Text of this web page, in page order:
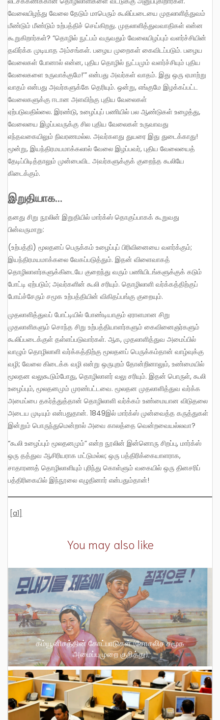
வேலையிழந்து வேலை தேடும் மாபெரும் கூலிப்படையை முதலாளித்துவம்
மீண்டும் மீண்டும் உற்பத்திச் செய்கிறது. முதலாளித்துவவாதிகள் என்ன
கூறுகிறார்கள்? “தொழில் நுட்பம் வருவதும் வேலையிழப்பும் வளர்ச்சியின்
தவிர்க்க முடியாத அம்சங்கள். பழைய முறைகள் கைவிடப்படும். பழைய
வேலைகள் போனால் என்ன, புதிய தொழில் நுட்பமும் வளர்ச்சியும் புதிய
வேலைகளை உருவாக்குமே!’” என்பது அவர்கள் வாதம். இது ஒரு ஏமாற்று
வாதம் என்பது அவர்களுக்கே தெரியும். ஒன்று, எங்குமே இழக்கப்பட்ட
வேலைகளுக்கு ஈடான அளவிற்கு புதிய வேலைகள்
ஏற்படுவதில்லை. இரண்டு, உழைப்புப் பணியில் பல ஆண்டுகள் உழைத்து,
வேலையை இழப்பவருக்கு சில புதிய வேலைகள் உருவாவது
எந்தவகையிலும் நிவரணமல்ல. அவர்களது துயரை இது துடைக்காது!
மூன்று, இயந்திரமயமாக்கலால் வேலை இழப்பவர், புதிய வேலையைத்
தேடிப்பிடித்தாலும் முன்பைவிட அவர்களுக்குக் குறைந்த கூலியே
கிடைக்கும்.
இறுதியாக…
தனது சிறு நூலின் இறுதியில் மார்க்ஸ் தொகுப்பாகக் கூறுவது
பின்வருமாறு:
(உற்பத்தி) மூலதனப் பெருக்கம் உழைப்புப் பிரிவினையை வளர்க்கும்;
இயந்திரமயமாக்கலை வேகப்படுத்தும். இதன் விளைவாகத்
தொழிலாளர்களுக்கிடையே குறைந்து வரும் பணியிடங்களுக்குக் கடும்
போட்டி ஏற்படும்; அவர்களின் கூலி சரியும். தொழிலாளி வர்க்கத்திற்குப்
போய்ச்சேரும் சமூக உற்பத்தியின் விகிதப்பங்கு குறையும்.
முதலாளித்துவப் போட்டியில் போண்டியாகும் ஏராளமான சிறு
முதலாளிகளும் சொந்த சிறு உற்பத்தியாளர்களும் கைவினைஞர்களும்
கூலிப்படைக்குள் தள்ளப்படுவார்கள். ஆக, முதலாளித்துவ அமைப்பில்
வாழும் தொழிலாளி வர்க்கத்திற்கு மூலதனப் பெருக்கம்தான் வாழ்வுக்கு
வழி; வேலை கிடைக்க வழி என்று ஒருபுறம் தோன்றினாலும், உண்மையில்
மூலதன வலுகூடும்போது, தொழிலாளர் வலு சரியும். இதன் பொருள், கூலி
உழைப்பும், மூலதனமும் முரண்பட்டவை. மூலதன முதலாளித்துவ வர்க்க
அமைப்பை தகர்த்துத்தான் தொழிலாளி வர்க்கம் உண்மையான விடுதலை
அடைய முடியும் என்பதுதான். 1849இல் மார்க்ஸ் முன்வைத்த கருத்துகள்
இன்றும் பொருந்துமென்றால் அவை காலத்தை வென்றவையல்லவா?
“கூலி உழைப்பும் மூலதனமும்” என்ற நூலின் இன்னொரு சிறப்பு, மார்க்ஸ்
ஒரு தத்துவ ஆசிரியராக மட்டுமல்ல; ஒரு பத்திரிக்கையாளராக,
சாதாரணத் தொழிலாளியும் புரிந்து கொள்ளும் வகையில் ஒரு தினசரிப்
பத்திரிகையில் இந்நூலை எழுதினார் என்பதும்தான்!
[a1]
You may also like
கம்யூனிசத்தின் கோட்பாடுகள் (சோசலிச சமூக
அமைப்புமுறை குறித்து)